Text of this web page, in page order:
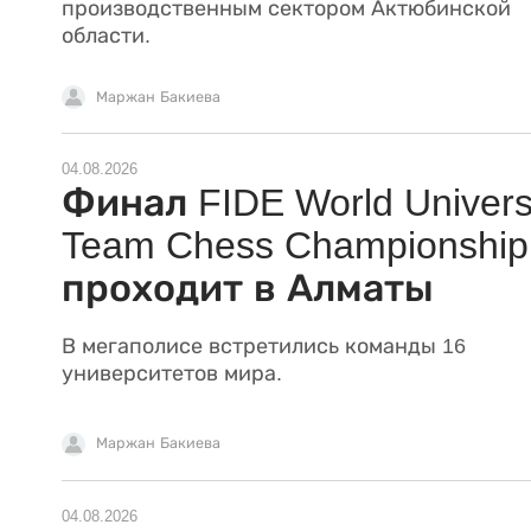
производственным сектором Актюбинской
области.
Маржан Бакиева
04.08.2026
Финал FIDE World
Team Chess Championship
проходит в Алматы
В мегаполисе встретились команды 16
университетов мира.
Маржан Бакиева
04.08.2026